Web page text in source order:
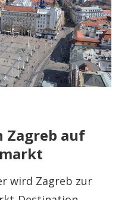
Zagreb auf
wird Zagreb zur